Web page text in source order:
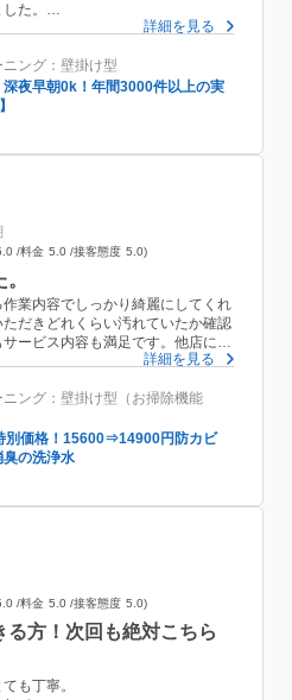
た。
のメンテナンスなどについて分か
詳細を見る
ング：壁掛け型
夜早朝0k！年間3000件以上の実
料金 5.0 接客態度 5.0
業内容でしっかり綺麗にしてくれ
だきどれくらい汚れていたか確認
ービス内容も満足です。他店に比
で次回もここにお願いしようと考え
詳細を見る
ング：壁掛け型（お掃除機能
別価格！15600⇒14900円防カビ
臭の洗浄水
料金 5.0 接客態度 5.0
る方！次回も絶対こちら
も丁寧。